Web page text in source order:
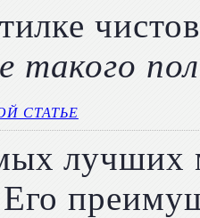
такого
СТАТЬЕ
лучших